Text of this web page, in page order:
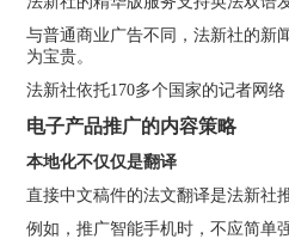
与普通商业广告不同，法新社的新
为宝贵。
法新社依托170多个国家的记者网
电子产品推广的内容策略
本地化不仅仅是翻译
直接中文稿件的法文翻译是法新社
例如，推广智能手机时，不应简单